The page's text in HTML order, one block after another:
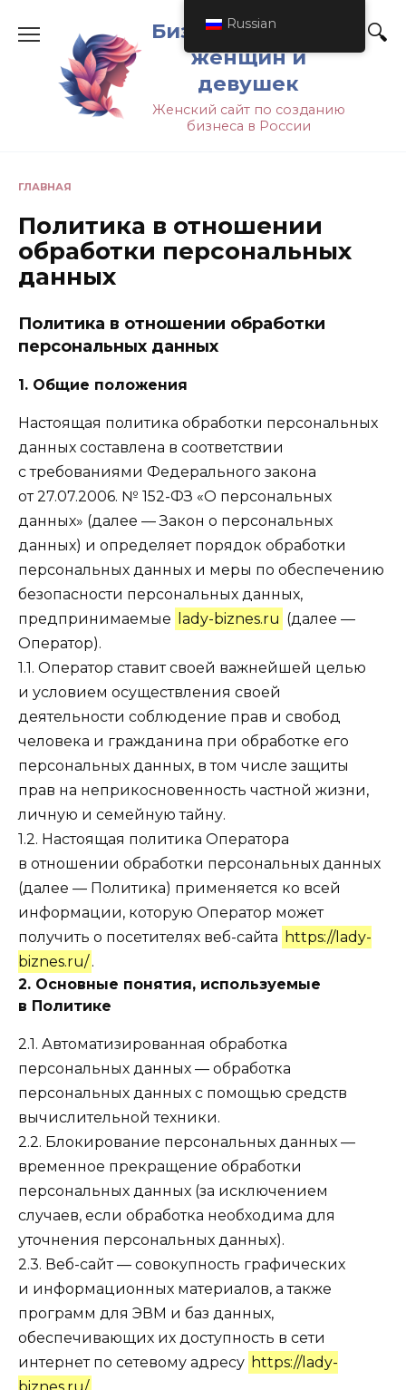
Бизнес-идеи для
женщин и
девушек
Женский сайт по созданию
бизнеса в России
ГЛАВНАЯ
Политика в отношении
обработки персональных
данных
Политика в отношении обработки
персональных данных
1. Общие положения
Настоящая политика обработки персональных
данных составлена в соответствии
с требованиями Федерального закона
от 27.07.2006. № 152-ФЗ «О персональных
данных» (далее — Закон о персональных
данных) и определяет порядок обработки
персональных данных и меры по обеспечению
безопасности персональных данных,
предпринимаемые
lady-biznes.ru (далее —
Оператор).
1.1. Оператор ставит своей важнейшей целью
и условием осуществления своей
деятельности соблюдение прав и свобод
человека и гражданина при обработке его
персональных данных, в том числе защиты
прав на неприкосновенность частной жизни,
личную и семейную тайну.
1.2. Настоящая политика Оператора
в отношении обработки персональных данных
(далее — Политика) применяется ко всей
информации, которую Оператор может
получить о посетителях веб-сайта https://lady-
biznes.ru/ .
2. Основные понятия, используемые
в Политике
2.1. Автоматизированная обработка
персональных данных — обработка
персональных данных с помощью средств
вычислительной техники.
2.2. Блокирование персональных данных —
временное прекращение обработки
персональных данных (за исключением
случаев, если обработка необходима для
уточнения персональных данных).
2.3. Веб-сайт — совокупность графических
и информационных материалов, а также
программ для ЭВМ и баз данных,
обеспечивающих их доступность в сети
интернет по сетевому адресу https://lady-
Russian